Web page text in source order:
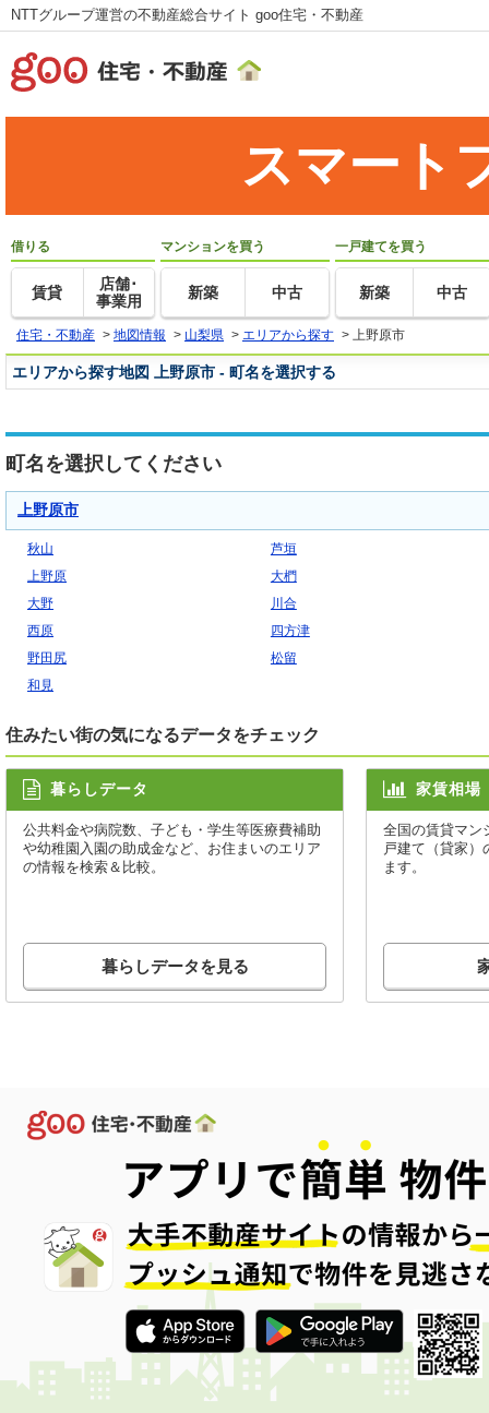
NTTグループ運営の不動産総合サイト goo住宅・不動産
スマート
借りる
賃貸
店舗･
事業用
マンションを買う
新築 中古
一戸建てを買う
新築 中古
住宅・不動産 > 地図情報 > 山梨県 > エリアから探す > 上野原市
エリアから探す地図 上野原市 - 町名を選択する
町名を選択してください
上野原市
秋山
芦垣
上野原
大椚
大野
川合
西原
四方津
野田尻
松留
和見
住みたい街の気になるデータをチェック
暮らしデータ
公共料金や病院数、子ども・学生等医療費補助
や幼稚園入園の助成金など、お住まいのエリア
の情報を検索＆比較。
暮らしデータを見る
家賃相場
全国の賃貸マン
戸建て（貸家）
ます。